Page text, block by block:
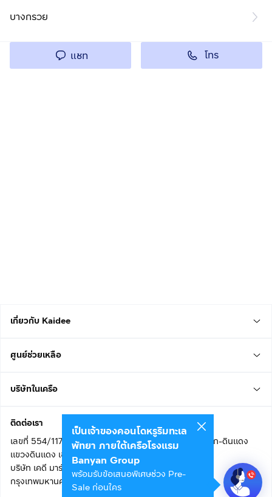
บางกรวย
แชท โทร
เกี่ยวกับ Kaidee
ศูนย์ช่วยเหลือ
บริษัทในเครือ
ติดต่อเรา
เลขที่ 554/117 อาคารสกายไนน์ เซ็นเตอร์ ชั้น 22 ถนนอโศก-ดินแดง
แขวงดินแดง เขตดินแดง
บริษัท เคดี มาร์เก็ตเพลส จำกัด (สำนักงานใหญ่)
กรุงเทพมหานคร 10400
เป็นเจ้าของคอนโดหรูริมทะเล
พัทยา ภายใต้เครือโรงแรม
Banyan Group
พร้อมรับข้อเสนอพิเศษช่วง Pre-
Sale ก่อนใคร